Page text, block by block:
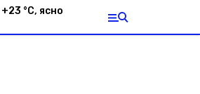
+23 °С, ясно